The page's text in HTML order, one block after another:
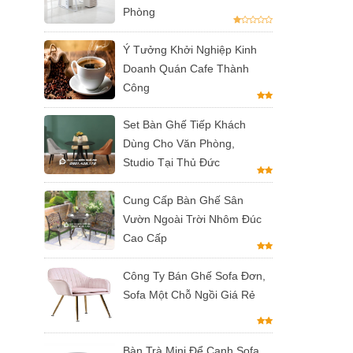
Phòng
Ý Tưởng Khởi Nghiệp Kinh
Doanh Quán Cafe Thành
Công
Set Bàn Ghế Tiếp Khách
Dùng Cho Văn Phòng,
Studio Tại Thủ Đức
Cung Cấp Bàn Ghế Sân
Vườn Ngoài Trời Nhôm Đúc
Cao Cấp
Công Ty Bán Ghế Sofa Đơn,
Sofa Một Chỗ Ngồi Giá Rẻ